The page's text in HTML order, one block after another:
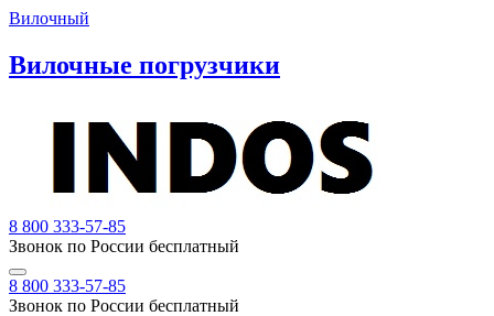
Вилочный
Вилочные погрузчики
8 800 333-57-85
Звонок по России бесплатный
8 800 333-57-85
Звонок по России бесплатный